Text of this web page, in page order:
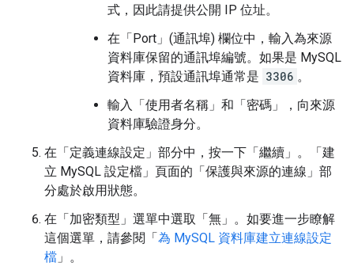
式，因此請提供公開 IP 位址。
在「Port」(通訊埠) 欄位中，輸入為來源
資料庫保留的通訊埠編號。如果是 MySQL
資料庫，預設通訊埠通常是 3306 。
輸入「使用者名稱」 和「密碼」
，向來源
資料庫驗證身分。
在「定義連線設定」 部分中，按一下「繼續」 。「建
立 MySQL 設定檔」頁面的「保護與來源的連線」 部
分處於啟用狀態。
在「加密類型」 選單中選取「無」 。如要進一步瞭解
這個選單，請參閱「 為 MySQL 資料庫建立連線設定
檔 」。